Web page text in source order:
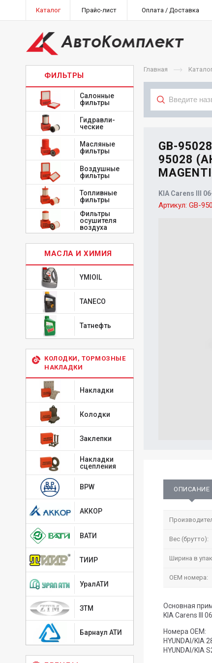
Каталог Прайс-лист Оплата / Доставка
ФИЛЬТРЫ
Салонные
фильтры
Гидравли-
ческие
Масляные
фильтры
Воздушные
фильтры
Топливные
фильтры
Фильтры
осушителя
воздуха
МАСЛА И ХИМИЯ
YMIOIL
TANECO
Татнефть
КОЛОДКИ, ТОРМОЗНЫЕ
НАКЛАДКИ
Накладки
Колодки
Заклепки
Накладки
сцепления
BPW
АККОР
ВАТИ
ТИИР
УралАТИ
ЗТМ
Барнаул АТИ
Главная
GB-
95028
KIA Carens III
Артикул: GB-
ОПИСАНИЕ
Вес (брутто):
Ширина в
OEM номера:
Основная
KIA Carens III
Номера OEM:
HYUNDAI/KIA
HYUNDAI/KIA